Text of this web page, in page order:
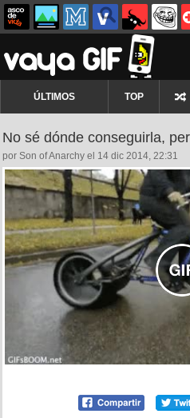
ÚLTIMOS TOP
No sé dónde conseguirla,
por Son of Anarchy el 14 dic 2014, 22:31